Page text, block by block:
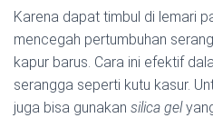
Karena dapat timbul di lemari
mencegah pertumbuhan
kapur barus. Cara ini efektif
serangga seperti kutu kasur.
juga bisa gunakan silica gel